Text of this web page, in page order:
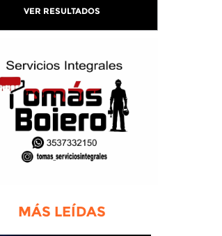
VER RESULTADOS
MÁS LEÍDAS